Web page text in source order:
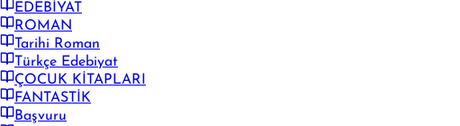
EDEBİYAT
ROMAN
Tarihi Roman
Türkçe Edebiyat
ÇOCUK KİTAPLARI
FANTASTİK
Başvuru